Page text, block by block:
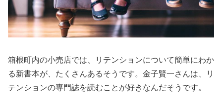
箱根町内の小売店では、リテンションについて簡単にわか
る新書本が、たくさんあるそうです。金子賢一さんは、リ
テンションの専門誌を読むことが好きなんだそうです。